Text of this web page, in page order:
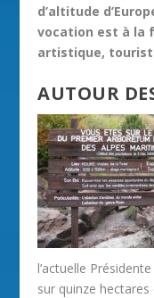
d’altitude
vocation est à la
artistique,
AUTOUR
l’actuelle
sur quinze